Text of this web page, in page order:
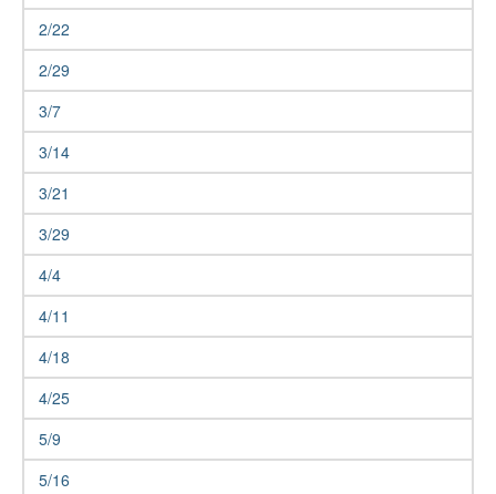
2/22
2/29
3/7
3/14
3/21
3/29
4/4
4/11
4/18
4/25
5/9
5/16